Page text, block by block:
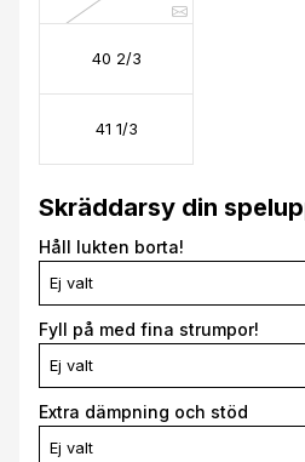
40 2/3
41 1/3
Skräddarsy din
Håll lukten borta!
Ej valt
Fyll på med fina strumpor!
Ej valt
Extra dämpning och stöd
Ej valt